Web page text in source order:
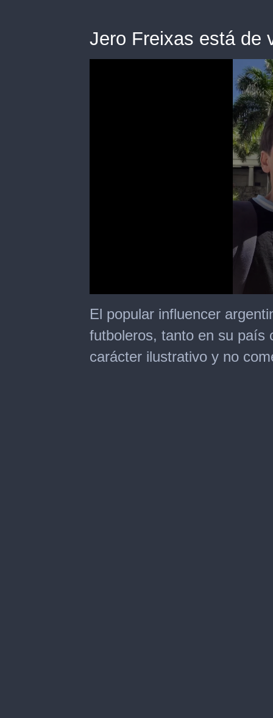
Jero Freixas está de
seconds
of
seconds
El popular influencer
futboleros, tanto en su país
carácter ilustrativo y no